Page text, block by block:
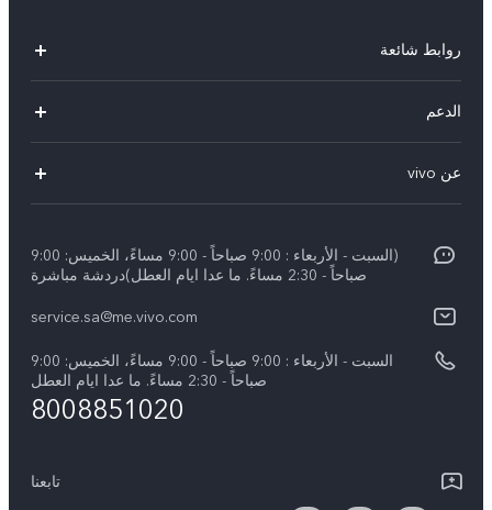
روابط شائعة
Y39 5G
V40 5G
V40 Lite 5G
الدعم
Funtouch OS
بيان الخصوصية بشأن خدمة العملاء
عن vivo
الأخبار
الإشعارات القانونية
نبذة عنا
الأخبار
(السبت - الأربعاء : 9:00 صباحاً - 9:00 مساءً، الخميس: 9:00
صباحاً - 2:30 مساءً. ما عدا ايام العطل)دردشة مباشرة
service.sa@me.vivo.com
السبت - الأربعاء : 9:00 صباحاً - 9:00 مساءً، الخميس: 9:00
صباحاً - 2:30 مساءً. ما عدا ايام العطل
8008851020
تابعنا